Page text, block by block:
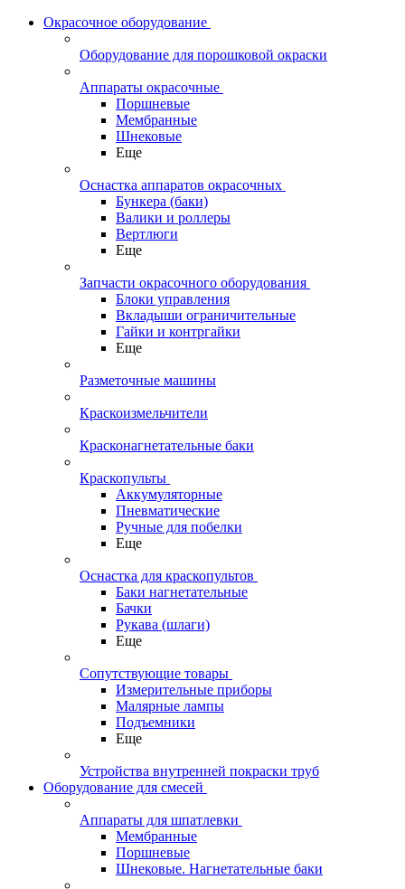
Окрасочное оборудование
Оборудование для порошковой окраски
Аппараты окрасочные
Поршневые
Мембранные
Шнековые
Еще
Оснастка аппаратов окрасочных
Бункера (баки)
Валики и роллеры
Вертлюги
Еще
Запчасти окрасочного оборудования
Блоки управления
Вкладыши ограничительные
Гайки и контргайки
Еще
Разметочные машины
Краскоизмельчители
Красконагнетательные баки
Краскопульты
Аккумуляторные
Пневматические
Ручные для побелки
Еще
Оснастка для краскопультов
Баки нагнетательные
Бачки
Рукава (шлаги)
Еще
Сопутствующие товары
Измерительные приборы
Малярные лампы
Подъемники
Еще
Устройства внутренней покраски труб
Оборудование для смесей
Аппараты для шпатлевки
Мембранные
Поршневые
Шнековые. Нагнетательные баки